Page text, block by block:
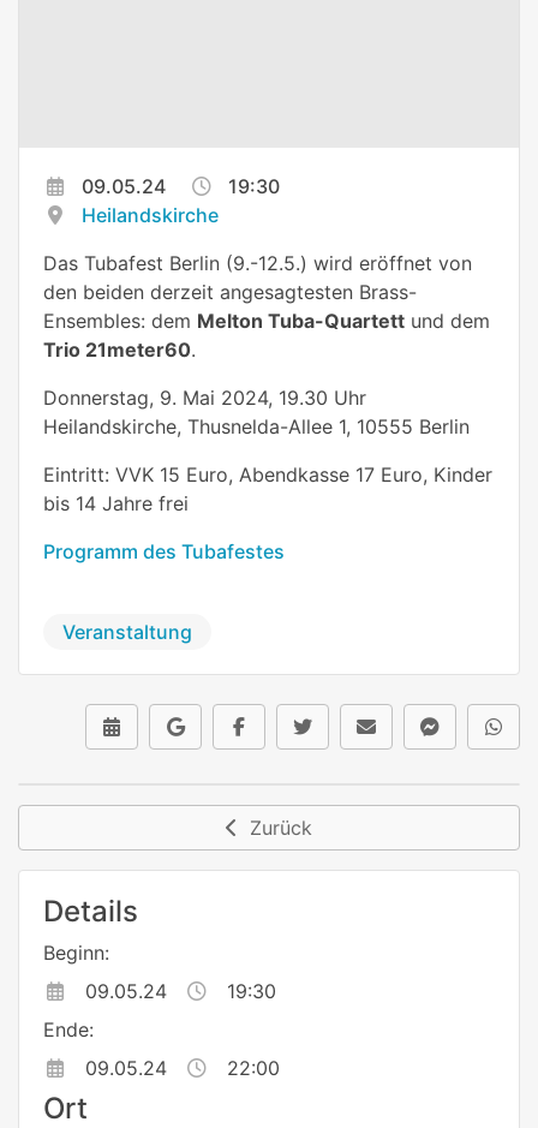
09.05.24
19:30
Heilandskirche
Das Tubafest Berlin (9.-12.5.) wird eröffnet von
den beiden derzeit angesagtesten Brass-
Ensembles: dem Melton Tuba-Quartett und dem
Trio 21meter60.
Donnerstag, 9. Mai 2024, 19.30 Uhr
Heilandskirche, Thusnelda-Allee 1, 10555 Berlin
Eintritt: VVK 15 Euro, Abendkasse 17 Euro, Kinder
bis 14 Jahre frei
Programm des Tubafestes
Veranstaltung
Zurück
Details
Beginn:
09.05.24
19:30
Ende:
09.05.24
22:00
Ort